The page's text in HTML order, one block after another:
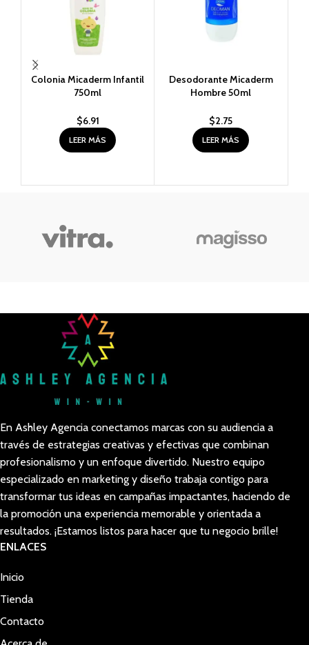
Colonia Micaderm Infantil
750ml
$6.91
LEER MÁS
Desodorante Micaderm
Hombre 50ml
$2.75
LEER MÁS
En Ashley Agencia conectamos marcas con su audiencia a
través de estrategias creativas y efectivas que combinan
profesionalismo y un enfoque divertido. Nuestro equipo
especializado en marketing y diseño trabaja contigo para
transformar tus ideas en campañas impactantes, haciendo de
la promoción una experiencia memorable y orientada a
resultados. ¡Estamos listos para hacer que tu negocio brille!
ENLACES
Inicio
Tienda
Contacto